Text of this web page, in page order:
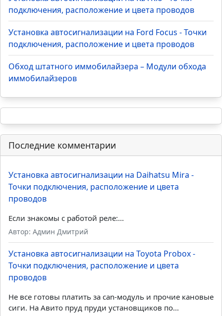
Установка автосигнализации на Лада Приора -
Точки подключения, расположение и цвета
проводов
Установка автосигнализации на Лада Гранта - Точки
подключения, расположение и цвета проводов
Установка автосигнализации на Ford Focus - Точки
подключения, расположение и цвета проводов
Обход штатного иммобилайзера – Модули обхода
иммобилайзеров
Последние комментарии
Установка автосигнализации на Daihatsu Mira -
проводов